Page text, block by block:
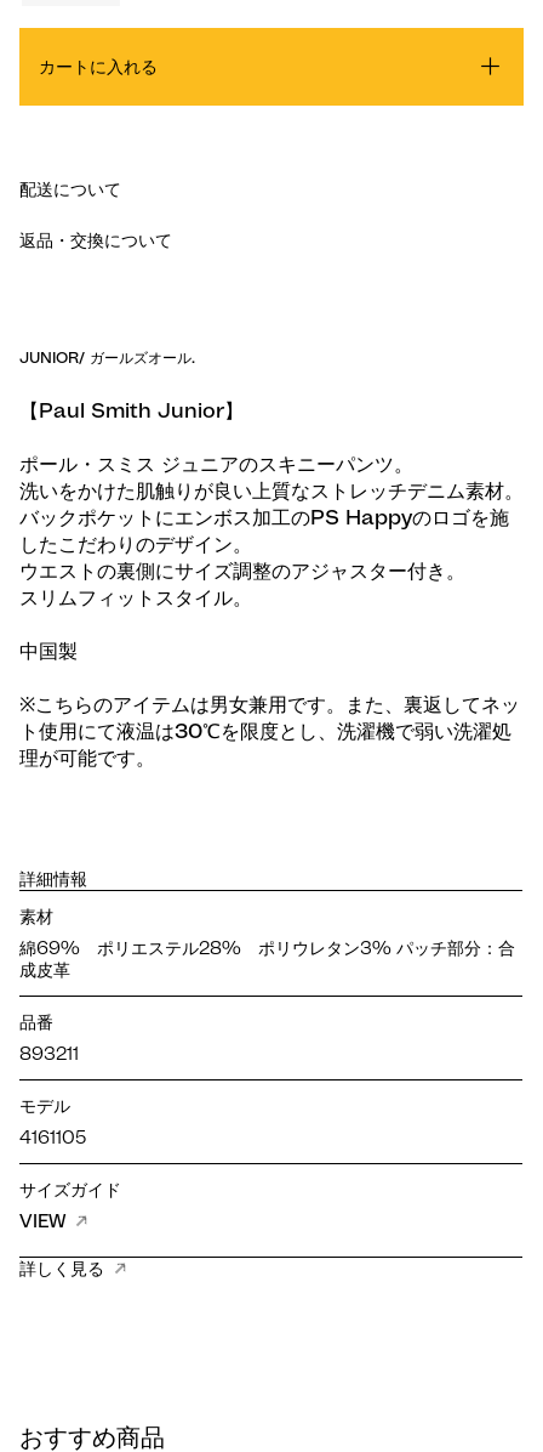
カートに入れる
配送について
返品・交換について
JUNIOR/ ガールズオール.
【Paul Smith Junior】
ポール・スミス ジュニアのスキニーパンツ。
洗いをかけた肌触りが良い上質なストレッチデニム素材。
バックポケットにエンボス加工のPS Happyのロゴを施
したこだわりのデザイン。
ウエストの裏側にサイズ調整のアジャスター付き。
スリムフィットスタイル。
中国製
※こちらのアイテムは男女兼用です。また、裏返してネッ
ト使用にて液温は30℃を限度とし、洗濯機で弱い洗濯処
理が可能です。
詳細情報
素材
綿69% ポリエステル28% ポリウレタン3% パッチ部分：合
成皮革
品番
893211
モデル
4161105
サイズガイド
VIEW
詳しく見る
おすすめ商品